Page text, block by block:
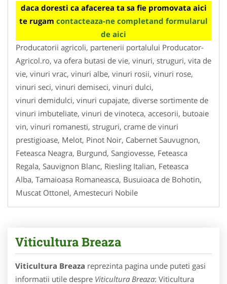
daca doresti ca afacerea ta sa fie promovata aici
te rugam contacteaza-ne completand formularul
de aici
Producatorii agricoli, partenerii portalului Producator-
Agricol.ro, va ofera butasi de vie, vinuri, struguri, vita de
vie, vinuri vrac, vinuri albe, vinuri rosii, vinuri rose,
vinuri seci, vinuri demiseci, vinuri dulci,
vinuri demidulci, vinuri cupajate, diverse sortimente de
vinuri imbuteliate, vinuri de vinoteca, accesorii, butoaie
vin, vinuri romanesti, struguri, crame de vinuri
prestigioase, Melot, Pinot Noir, Cabernet Sauvugnon,
Feteasca Neagra, Burgund, Sangiovesse, Feteasca
Regala, Sauvignon Blanc, Riesling Italian, Feteasca
Alba, Tamaioasa Romaneasca, Busuioaca de Bohotin,
Muscat Ottonel, Amestecuri Nobile
Viticultura Breaza
Viticultura Breaza reprezinta pagina unde puteti gasi
informatii utile despre Viticultura Breaza: Viticultura